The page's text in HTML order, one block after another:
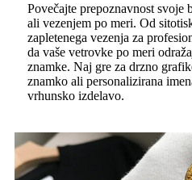
Povečajte prepoznavnost svoje
ali vezenjem po meri. Od
zapletenega vezenja za
da vaše vetrovke po meri
znamke. Naj gre za drzno
znamko ali personalizirana
vrhunsko izdelavo.